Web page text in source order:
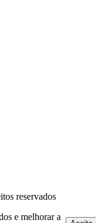
reservados
e melhorar a